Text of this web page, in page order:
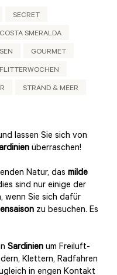
SECRET
COSTA SMERALDA
GOURMET
STRAND & MEER
lassen Sie sich von
überraschen!
Natur, das milde
sind nur einige der
wenn Sie sich dafür
zu besuchen. Es
Sardinien um Freiluft-
Klettern, Radfahren
in engen Kontakt